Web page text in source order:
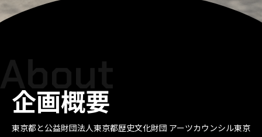
企画概要
東京都と公益財団法人東京都歴史文化財団 アーツカウンシル東京